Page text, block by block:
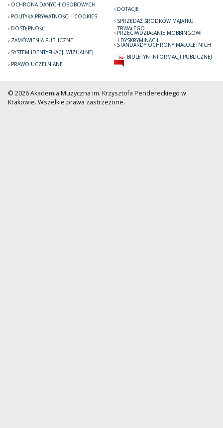
OCHRONA DANYCH OSOBOWYCH
POLITYKA PRYWATNOŚCI I COOKIES
DOSTĘPNOŚĆ
ZAMÓWIENIA PUBLICZNE
SYSTEM IDENTYFIKACJI WIZUALNEJ
PRAWO UCZELNIANE
DOTACJE
SPRZEDAŻ ŚRODKÓW MAJĄTKU
TRWAŁEGO
PRZECIWDZIAŁANIE MOBBINGOWI
I DYSKRYMINACJI
STANDARDY OCHRONY MAŁOLETNICH
BIULETYN INFORMACJI PUBLICZNEJ
© 2026 Akademia Muzyczna im. Krzysztofa Pendereckiego w
Krakowie. Wszelkie prawa zastrzeżone.